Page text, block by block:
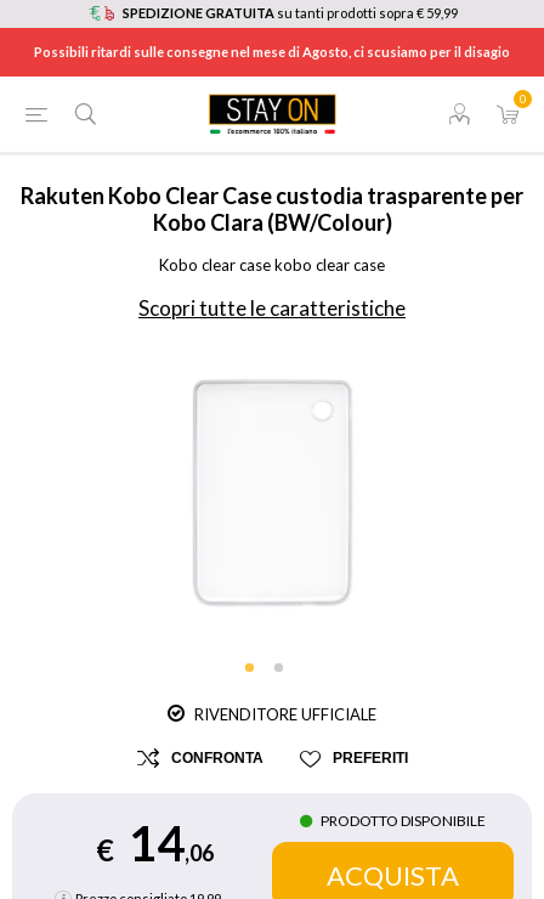
SPEDIZIONE GRATUITA su tanti prodotti sopra € 59,99
Possibili ritardi sulle consegne nel mese di Agosto, ci scusiamo per il disagio
0
HOME INFORMATICA / TABLET E E-BOOK READER
Rakuten Kobo Clear Case custodia trasparente per
Kobo Clara (BW/Colour)
Kobo clear case kobo clear case
Scopri tutte le caratteristiche
RIVENDITORE UFFICIALE
CONFRONTA PREFERITI
€ 14,06
PRODOTTO DISPONIBILE